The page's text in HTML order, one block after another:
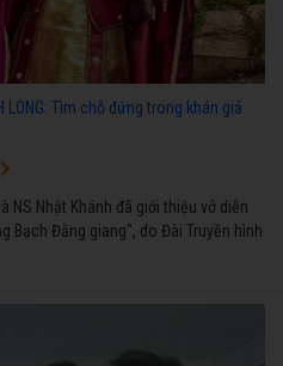
LONG: Tìm chỗ đứng trong khán giả
NS Nhật Khánh đã giới thiệu vở diễn
Bạch Đằng giang", do Đài Truyền hình